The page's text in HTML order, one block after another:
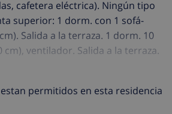
cafetera eléctrica). Ningún tipo
superior: 1 dorm. con 1 sofá-
Salida a la terraza. 1 dorm. 10
cm), ventilador. Salida a la terraza.
alojamiento dispone de: lavadora,
pelo. Internet (Wifi, gratis). Plaza
2 Coches), garaje. A tener en
permitidos en esta residencia